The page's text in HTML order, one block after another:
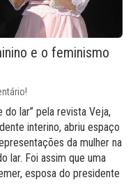
e o feminismo
lar” pela revista Veja,
interino, abriu espaço
da mulher na
lar. Foi assim que uma
esposa do presidente